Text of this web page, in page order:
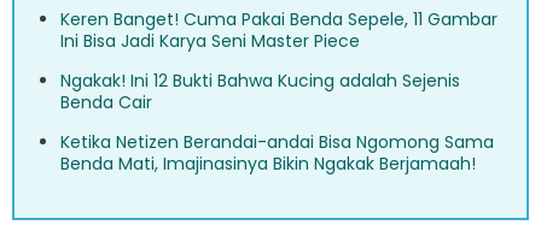
Keren Banget! Cuma Pakai Benda Sepele, 11 Gambar
Ini Bisa Jadi Karya Seni Master Piece
Ngakak! Ini 12 Bukti Bahwa Kucing adalah Sejenis
Benda Cair
Ketika Netizen Berandai-andai Bisa Ngomong Sama
Benda Mati, Imajinasinya Bikin Ngakak Berjamaah!